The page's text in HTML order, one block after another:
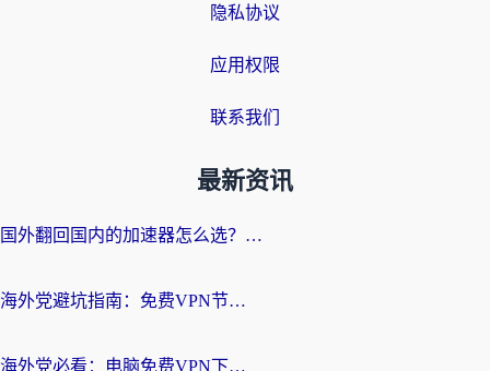
隐私协议
应用权限
联系我们
最新资讯
国外翻回国内的加速器怎么选？海外党亲测实用指南，告别地域限制
海外党避坑指南：免费VPN节点真的靠谱吗？教你选对回国加速器无缝访问国内资源
海外党必看：电脑免费VPN下载指南+回国加速器选择全攻略，告别地区限制